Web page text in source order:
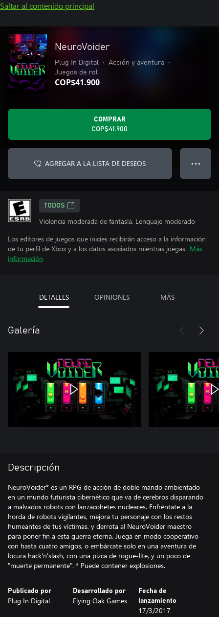
Saltar al contenido principal
NeuroVoider
Plug In Digital • Acción y aventura
•
Juegos de rol
COP$41.900
COMPRAR
COP$41.900
AGREGAR A LA LISTA DE DESEOS ● ● ●
TODOS
Violencia moderada de fantasía, Lenguaje moderado
Los editores de juegos que inicies recibirán acceso a la información
de tu perfil de Xbox y a los datos asociados mientras juegas. Más
información
DETALLES OPINIONES MÁS
Galería
Descripción
NeuroVoider* es un RPG de acción de doble mando ambientado
en un mundo futurista cibernético que va de cerebros disparando
a malvados robots con lanzacohetes nucleares. Enfréntate a la
horda de robots vigilantes, mejora tu personaje con los restos
humeantes de tus víctimas, y derrota al NeuroVoider maestro
para poner fin a esta guerra eterna. Juega en modo cooperativo
con hasta cuatro amigos, o embárcate solo en una aventura de
locura hack'n'slash, con una pizca de rogue-lite, y un poco de
"muerte permanente". * Puede contener explosiones.
Publicado por
Plug In Digital
Desarrollado por
Flying Oak Games
Fecha de
lanzamiento
17/3/2017